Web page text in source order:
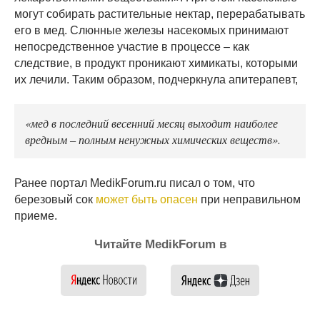
могут собирать растительные нектар, перерабатывать
его в мед. Слюнные железы насекомых принимают
непосредственное участие в процессе – как
следствие, в продукт проникают химикаты, которыми
их лечили. Таким образом, подчеркнула апитерапевт,
«мед в последний весенний месяц выходит наиболее
вредным – полным ненужных химических веществ».
Ранее портал MedikForum.ru писал о том, что
березовый сок может быть опасен при неправильном
приеме.
Читайте MedikForum в